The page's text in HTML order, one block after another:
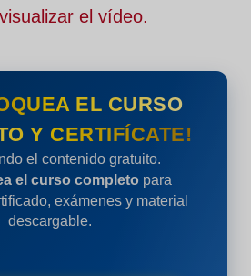
el vídeo.
EL CURSO
Y CERTIFÍCATE!
el contenido gratuito.
el curso completo para
exámenes y material
descargable.